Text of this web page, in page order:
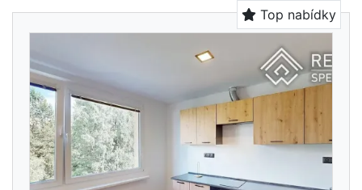
Top nabídky